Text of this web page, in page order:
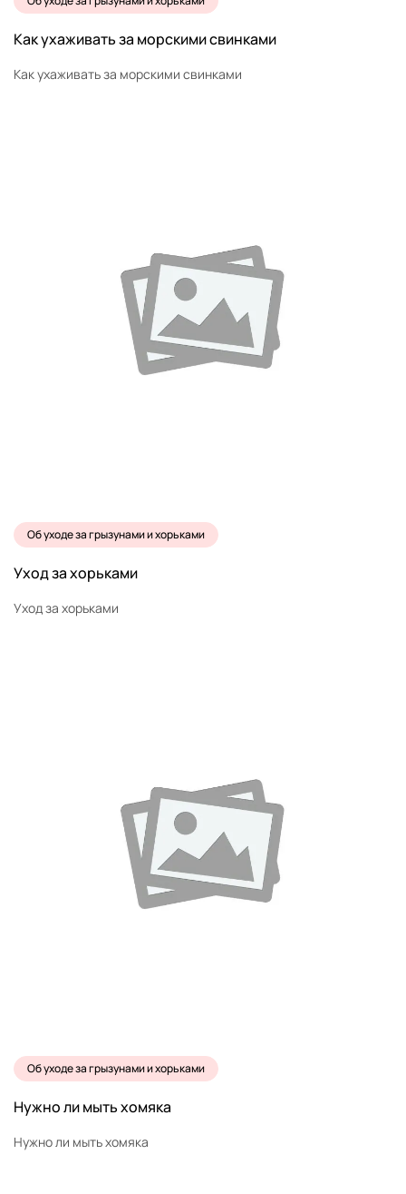
Как ухаживать за морскими свинками
Как ухаживать за морскими свинками
Об уходе за грызунами и хорьками
Уход за хорьками
Уход за хорьками
Об уходе за грызунами и хорьками
Нужно ли мыть хомяка
Нужно ли мыть хомяка